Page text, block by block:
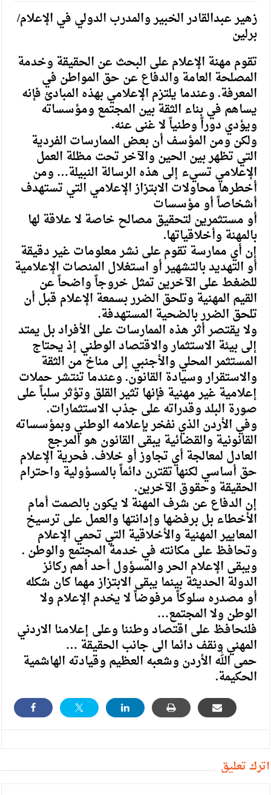
زهير عبدالقادر الخبير والمدرب الدولي في الإعلام/
برلين
تقوم مهنة الإعلام على البحث عن الحقيقة وخدمة
المصلحة العامة والدفاع عن حق المواطن في
المعرفة. وعندما يلتزم الإعلامي بهذه المبادئ فإنه
يساهم في بناء الثقة بين المجتمع ومؤسساته
ويؤدي دوراً وطنياً لا غنى عنه.
ولكن ومن المؤسف أن بعض الممارسات الفردية
التي تظهر بين الحين والآخر تحت مظلة العمل
الإعلامي تسيء إلى هذه الرسالة النبيلة… ومن
أخطرها محاولات الابتزاز الإعلامي التي تستهدف
أشخاصاً أو مؤسسات
أو مستثمرين لتحقيق مصالح خاصة لا علاقة لها
بالمهنة وأخلاقياتها.
إن أي ممارسة تقوم على نشر معلومات غير دقيقة
أو التهديد بالتشهير أو استغلال المنصات الإعلامية
للضغط على الآخرين تمثل خروجاً واضحاً عن
القيم المهنية وتلحق الضرر بسمعة الإعلام قبل أن
تلحق الضرر بالضحية المستهدفة.
ولا يقتصر أثر هذه الممارسات على الأفراد بل يمتد
إلى بيئة الاستثمار والاقتصاد الوطني إذ يحتاج
المستثمر المحلي والأجنبي إلى مناخ من الثقة
والاستقرار وسيادة القانون. وعندما تنتشر حملات
إعلامية غير مهنية فإنها تثير القلق وتؤثر سلباً على
صورة البلد وقدراته على جذب الاستثمارات.
وفي الأردن الذي نفخر بإعلامه الوطني وبمؤسساته
القانونية والقضائية يبقى القانون هو المرجع
العادل لمعالجة أي تجاوز أو خلاف. فحرية الإعلام
حق أساسي لكنها تقترن دائماً بالمسؤولية واحترام
الحقيقة وحقوق الآخرين.
إن الدفاع عن شرف المهنة لا يكون بالصمت أمام
الأخطاء بل برفضها وإدانتها والعمل على ترسيخ
المعايير المهنية والأخلاقية التي تحمي الإعلام
وتحافظ على مكانته في خدمة المجتمع والوطن .
ويبقى الإعلام الحر والمسؤول أحد أهم ركائز
الدولة الحديثة بينما يبقى الابتزاز مهما كان شكله
أو مصدره سلوكاً مرفوضاً لا يخدم الإعلام ولا
الوطن ولا المجتمع…
فلنحافظ على اقتصاد وطننا وعلى إعلامنا الاردني
المهني ونقف دائما الى جانب الحقيقة …
حمى الله الأردن وشعبه العظيم وقيادته الهاشمية
الحكيمة.
أترك تعليق